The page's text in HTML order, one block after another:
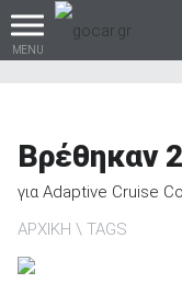
MENU
Βρες
Βρέθηκαν
για Adaptive Cruise
ΑΡΧΙΚΗ
TAGS